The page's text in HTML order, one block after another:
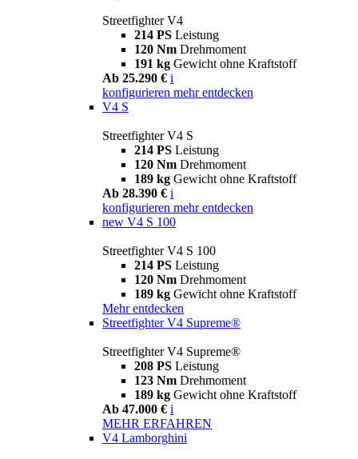
Streetfighter V4
214 PS Leistung
120 Nm Drehmoment
191 kg Gewicht ohne Kraftstoff
Ab 25.290 € i
konfigurieren mehr entdecken
V4 S
Streetfighter V4 S
214 PS Leistung
120 Nm Drehmoment
189 kg Gewicht ohne Kraftstoff
Ab 28.390 € i
konfigurieren mehr entdecken
new V4 S 100
Streetfighter V4 S 100
214 PS Leistung
120 Nm Drehmoment
189 kg Gewicht ohne Kraftstoff
Mehr entdecken
Streetfighter V4 Supreme®
Streetfighter V4 Supreme®
208 PS Leistung
123 Nm Drehmoment
189 kg Gewicht ohne Kraftstoff
Ab 47.000 € i
MEHR ERFAHREN
V4 Lamborghini